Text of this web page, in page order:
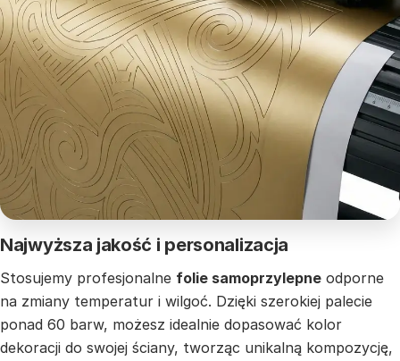
Najwyższa jakość i personalizacja
Stosujemy profesjonalne folie samoprzylepne odporne
na zmiany temperatur i wilgoć. Dzięki szerokiej palecie
ponad 60 barw, możesz idealnie dopasować kolor
dekoracji do swojej ściany, tworząc unikalną kompozycję,